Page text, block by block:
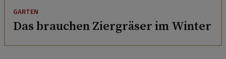
GARTEN
Das brauchen Ziergräser im Winter